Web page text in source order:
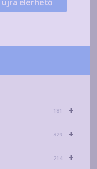
újra elérhető
+
181
+
329
+
214